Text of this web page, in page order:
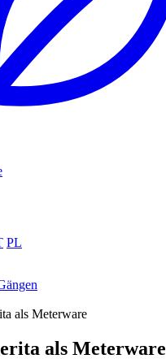
PL
als Meterware
als Meterware